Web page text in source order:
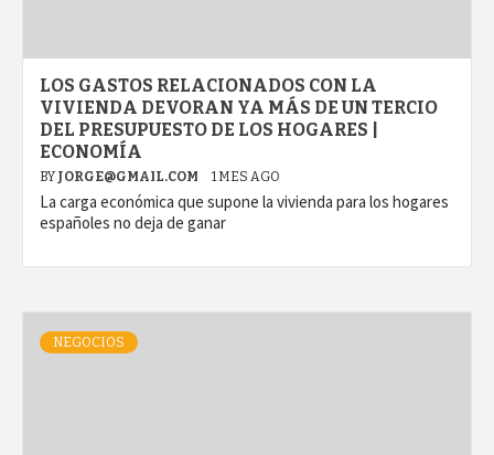
LOS GASTOS RELACIONADOS CON LA
VIVIENDA DEVORAN YA MÁS DE UN TERCIO
DEL PRESUPUESTO DE LOS HOGARES |
ECONOMÍA
BY JORGE@GMAIL.COM 1 MES AGO
La carga económica que supone la vivienda para los hogares
españoles no deja de ganar
NEGOCIOS